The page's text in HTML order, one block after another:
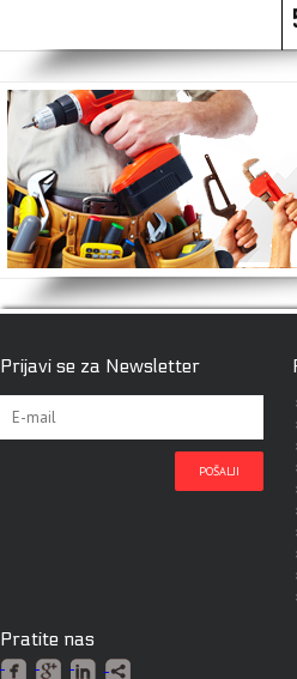
Prijavi se za Newsletter
Pratite nas